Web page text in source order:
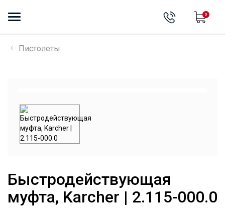
0
Пистолеты
Быстродействующая
муфта, Karcher | 2.115-000.0